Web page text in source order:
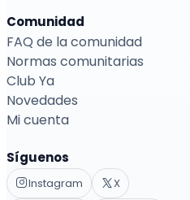
Comunidad
FAQ de la comunidad
Normas comunitarias
Club Ya
Novedades
Mi cuenta
Síguenos
Instagram
X